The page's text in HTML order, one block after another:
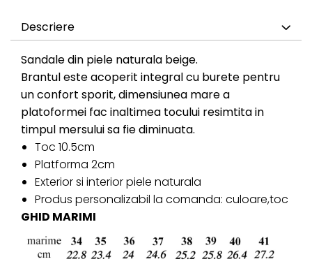
Descriere
Sandale din piele naturala beige.
Brantul este acoperit integral cu burete pentru
un confort sporit, dimensiunea mare a
platoformei fac inaltimea tocului resimtita in
timpul mersului sa fie diminuata.
Toc 10.5cm
Platforma 2cm
Exterior si interior piele naturala
Produs personalizabil la comanda: culoare,toc
GHID MARIMI